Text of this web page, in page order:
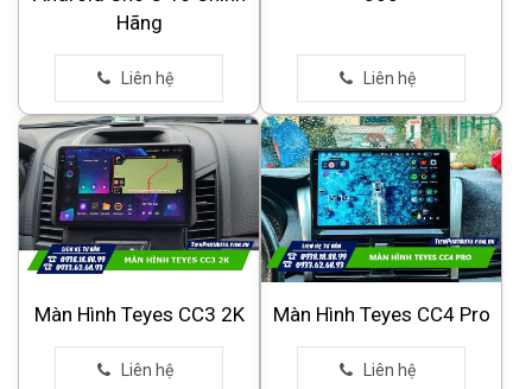
Hãng
Màn Hình Teyes CC3 2K Màn Hình Teyes CC4 Pro